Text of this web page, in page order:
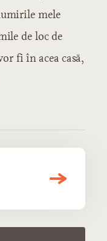
mele
de loc de
fi în acea casă,